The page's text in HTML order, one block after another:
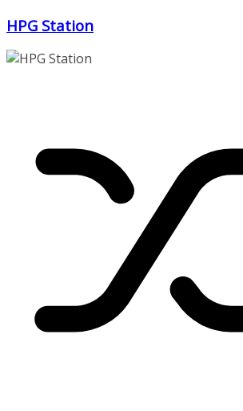
Zum
springen
HPG Station